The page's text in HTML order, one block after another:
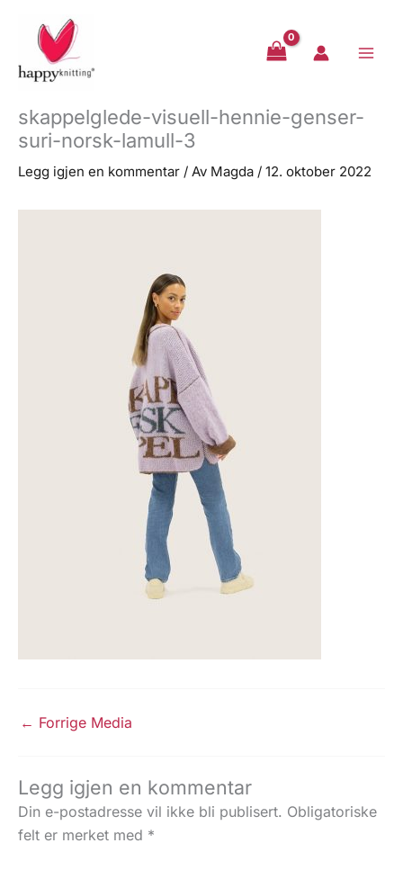
innholdet
skappelglede-visuell-hennie-genser-
suri-norsk-lamull-3
Legg igjen en kommentar / Av Magda / 12. oktober 2022
← Forrige Media
Legg igjen en kommentar
Din e-postadresse vil ikke bli publisert. Obligatoriske
felt er merket med *